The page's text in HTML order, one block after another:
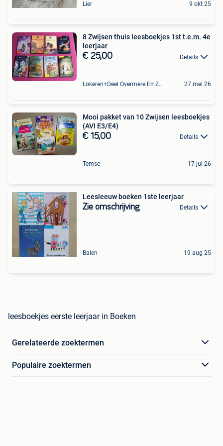
Lier 9 okt 25
8 Zwijsen thuis leesboekjes 1st t.e.m. 4e
leerjaar
€ 25,00 Details
Lokeren+Deel Overmere En Zele 27 mei 26
Mooi pakket van 10 Zwijsen leesboekjes
(AVI E3/E4)
€ 15,00 Details
Temse 17 jul 26
Leesleeuw boeken 1ste leerjaar
Zie omschrijving Details
Balen 19 aug 25
leesboekjes eerste leerjaar in Boeken
Gerelateerde zoektermen
Populaire zoektermen